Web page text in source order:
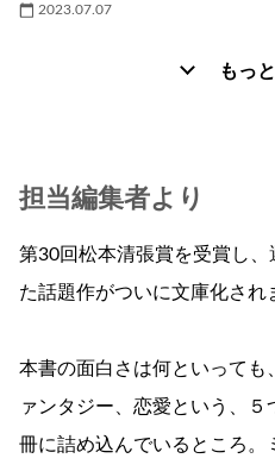
2023.07.07
もっ
担当編集者より
第30回松本清張賞を受賞し
た話題作がついに文庫化され
本書の面白さは何といっても
ァンタジー、恋愛という、５
冊に詰め込んでいるところ。